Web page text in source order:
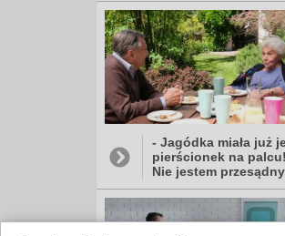
- Jagódka miała już
pierścionek na palcu!
Nie jestem